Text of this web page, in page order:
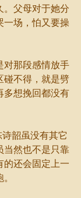
。父母对于她分
一场，怕又要操
那段感情放手
碰不得，就是劈
多想挽回都没有
韶虽没有其它
当然也不是只靠
的还会固定上一